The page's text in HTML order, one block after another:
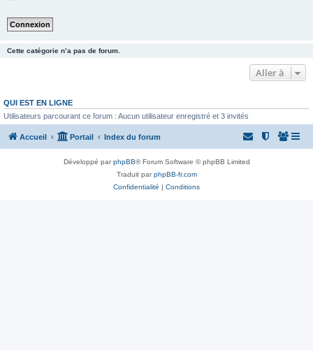
Cette catégorie n’a pas de forum.
Aller à
QUI EST EN LIGNE
Utilisateurs parcourant ce forum : Aucun utilisateur enregistré et 3 invités
Accueil Portail Index du forum
Développé parphpBB® Forum Software © phpBB Limited
Traduit parphpBB-fr.com
Confidentialité | Conditions